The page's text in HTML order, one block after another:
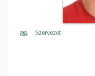
Szervezet